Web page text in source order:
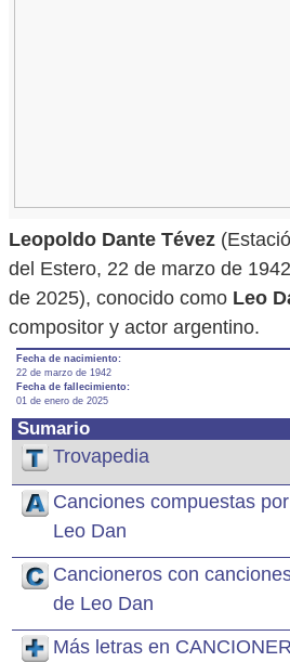
Leopoldo Dante Tévez
del Estero, 22 de marzo de
de 2025), conocido como Leo
compositor y actor argentino.
Fecha de nacimiento:
22 de marzo de 1942
Fecha de fallecimiento:
01 de enero de 2025
Sumario
Trovapedia
Canciones compuestas por
Leo Dan
Cancioneros con
de Leo Dan
Más letras en